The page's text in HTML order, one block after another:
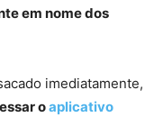
em nome dos
imediatamente,
oaplicativo